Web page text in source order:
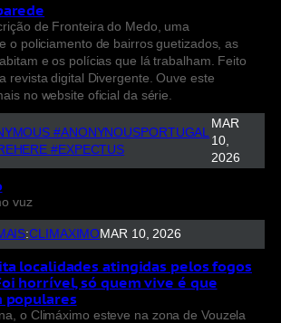
de Fronteira do Medo, uma
o policiamento de bairros guetizados, as
e os polícias que lá trabalham. Feito
revista digital Divergente. Ouve este
no website oficial da série.
#ANONYNOUSPORTUGAL
#EXPECTUS
MAR
10,
2026
vuz
:CLIMAXIMOMAR 10, 2026
localidades atingidas pelos fogos
horrível, só quem vive é que
populares
o Climáximo esteve na zona de Vouzela